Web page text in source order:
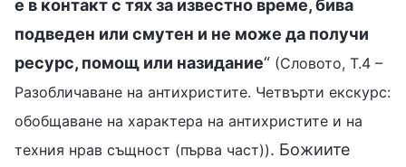
е в контакт с тях за известно време, бива
подведен или смутен и не може да получи
ресурс, помощ или назидание“ (Словото, Т.4 –
Разобличаване на антихристите. Четвърти екскурс:
обобщаване на характера на антихристите и на
техния нрав същност (първа част)). Божиите